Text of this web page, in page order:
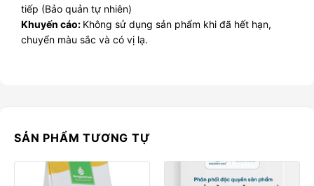
tiếp (Bảo quản tự nhiên)
Khuyến cáo: Không sử dụng sản phẩm khi đã hết hạn,
chuyển màu sắc và có vị lạ.
SẢN PHẨM TƯƠNG TỰ